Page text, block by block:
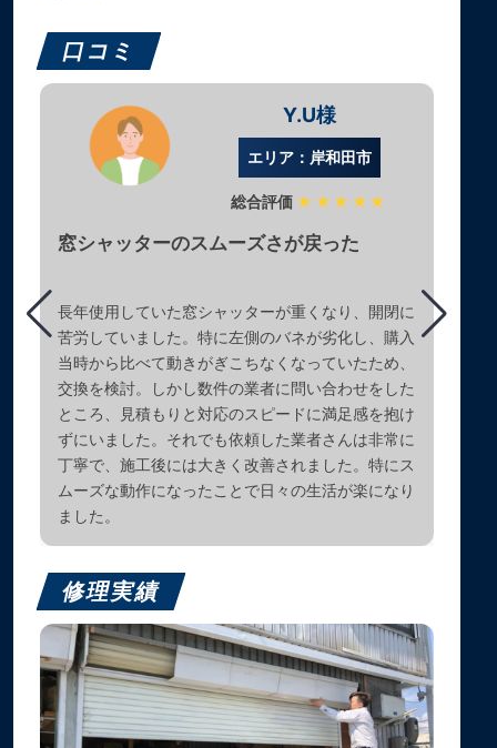
口コミ
Y.U様
エリア：岸和田市
総合評価 ★★★★★
窓シャッターのスムーズさが戻った
長年使用していた窓シャッターが重くなり、開閉に
苦労していました。特に左側のバネが劣化し、購入
当時から比べて動きがぎこちなくなっていたため、
交換を検討。しかし数件の業者に問い合わせをした
ところ、見積もりと対応のスピードに満足感を抱け
ずにいました。それでも依頼した業者さんは非常に
丁寧で、施工後には大きく改善されました。特にス
ムーズな動作になったことで日々の生活が楽になり
ました。
修理実績